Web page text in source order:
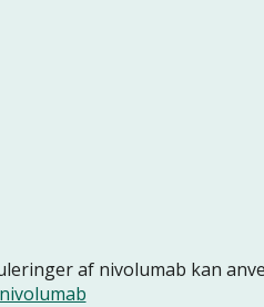
af nivolumab kan